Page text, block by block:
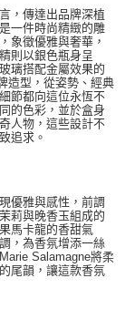
，傳達出品牌深植
一件時尚精緻的雕
象徵優雅與奢華，
則以銀色瓶身呈
璃搭配金屬效果的
造型，從姿勢、經典
節都向這位永恆不
的色彩，並於盒身
人物，這些設計不
追求。
優雅與感性，前調
莉與晚香玉組成的
馬卡龍的香甜氣
，為香氛增添一絲
Salamagne將柔
尾韻，讓這款香氛